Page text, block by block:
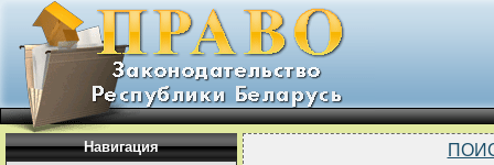
Навигация